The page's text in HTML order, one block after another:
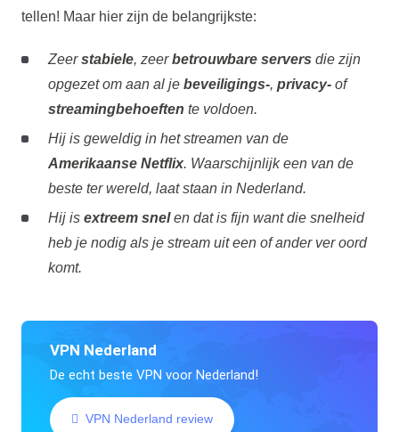
tellen! Maar hier zijn de belangrijkste:
Zeerstabiele, zeerbetrouwbare servers die zijn
opgezet om aan al je beveiligings-, privacy-of
streamingbehoeften te voldoen.
Hij is geweldig in het streamen van de
Amerikaanse Netflix. Waarschijnlijk een van de
beste ter wereld, laat staan in Nederland.
Hij is extreem snelen dat is fijn want die snelheid
heb je nodig als je stream uit een of ander ver oord
komt.
VPN Nederland
De echt beste VPN voor Nederland!
VPN Nederland review